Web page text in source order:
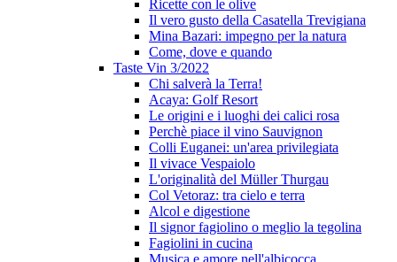
Ricette con le olive
Il vero gusto della Casatella Trevigiana
Mina Bazari: impegno per la natura
Come, dove e quando
Taste Vin 3/2022
Chi salverà la Terra!
Acaya: Golf Resort
Le origini e i luoghi dei calici rosa
Perchè piace il vino Sauvignon
Colli Euganei: un'area privilegiata
Il vivace Vespaiolo
L'originalità del Müller Thurgau
Col Vetoraz: tra cielo e terra
Alcol e digestione
Il signor fagiolino o meglio la tegolina
Fagiolini in cucina
Musica e amore nell'albicocca